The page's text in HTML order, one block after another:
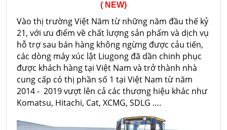
( NEW)
Vào thị trường Việt Năm từ những năm đầu thế kỷ
21, với ưu điểm về chất lượng sản phẩm và dịch vụ
hỗ trợ sau bán hàng không ngừng được cảu tiến,
các dòng máy xúc lật Liugong đã dần chinh phục
được khách hàng tại Việt Nam và trở thành nhà
cung cấp có thị phần số 1 tại Việt Nam từ năm
2014 - 2019 vượt lên cả các thương hiệu khác như
Komatsu, Hitachi, Cat, XCMG, SDLG ….